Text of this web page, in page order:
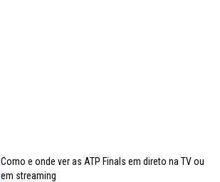
Como e onde ver as ATP Finals em direto na TV ou
em streaming